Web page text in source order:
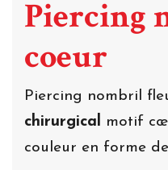
Piercing
coeur
Piercing nombril
chirurgical
motif
couleur en forme